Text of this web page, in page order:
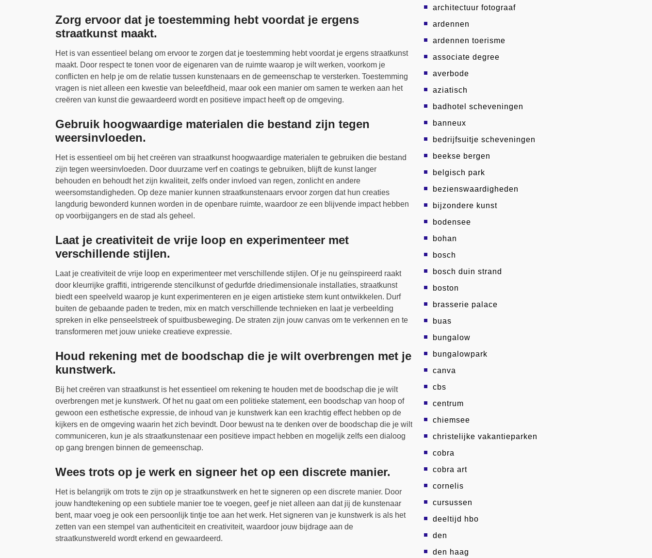
Zorg ervoor dat je toestemming hebt voordat je ergens
straatkunst maakt.
Het is van essentieel belang om ervoor te zorgen dat je toestemming hebt voordat je ergens straatkunst
maakt. Door respect te tonen voor de eigenaren van de ruimte waarop je wilt werken, voorkom je
conflicten en help je om de relatie tussen kunstenaars en de gemeenschap te versterken. Toestemming
vragen is niet alleen een kwestie van beleefdheid, maar ook een manier om samen te werken aan het
creëren van kunst die gewaardeerd wordt en positieve impact heeft op de omgeving.
Gebruik hoogwaardige materialen die bestand zijn tegen
weersinvloeden.
Het is essentieel om bij het creëren van straatkunst hoogwaardige materialen te gebruiken die bestand
zijn tegen weersinvloeden. Door duurzame verf en coatings te gebruiken, blijft de kunst langer
behouden en behoudt het zijn kwaliteit, zelfs onder invloed van regen, zonlicht en andere
weersomstandigheden. Op deze manier kunnen straatkunstenaars ervoor zorgen dat hun creaties
langdurig bewonderd kunnen worden in de openbare ruimte, waardoor ze een blijvende impact hebben
op voorbijgangers en de stad als geheel.
Laat je creativiteit de vrije loop en experimenteer met
verschillende stijlen.
Laat je creativiteit de vrije loop en experimenteer met verschillende stijlen. Of je nu geïnspireerd raakt
door kleurrijke graffiti, intrigerende stencilkunst of gedurfde driedimensionale installaties, straatkunst
biedt een speelveld waarop je kunt experimenteren en je eigen artistieke stem kunt ontwikkelen. Durf
buiten de gebaande paden te treden, mix en match verschillende technieken en laat je verbeelding
spreken in elke penseelstreek of spuitbusbeweging. De straten zijn jouw canvas om te verkennen en te
transformeren met jouw unieke creatieve expressie.
Houd rekening met de boodschap die je wilt overbrengen met je
kunstwerk.
Bij het creëren van straatkunst is het essentieel om rekening te houden met de boodschap die je wilt
overbrengen met je kunstwerk. Of het nu gaat om een politieke statement, een boodschap van hoop of
gewoon een esthetische expressie, de inhoud van je kunstwerk kan een krachtig effect hebben op de
kijkers en de omgeving waarin het zich bevindt. Door bewust na te denken over de boodschap die je wilt
communiceren, kun je als straatkunstenaar een positieve impact hebben en mogelijk zelfs een dialoog
op gang brengen binnen de gemeenschap.
Wees trots op je werk en signeer het op een discrete manier.
Het is belangrijk om trots te zijn op je straatkunstwerk en het te signeren op een discrete manier. Door
jouw handtekening op een subtiele manier toe te voegen, geef je niet alleen aan dat jij de kunstenaar
bent, maar voeg je ook een persoonlijk tintje toe aan het werk. Het signeren van je kunstwerk is als het
zetten van een stempel van authenticiteit en creativiteit, waardoor jouw bijdrage aan de
straatkunstwereld wordt erkend en gewaardeerd.
architectuur fotograaf
ardennen
ardennen toerisme
associate degree
averbode
aziatisch
badhotel scheveningen
banneux
bedrijfsuitje scheveningen
beekse bergen
belgisch park
bezienswaardigheden
bijzondere kunst
bodensee
bohan
bosch
bosch duin strand
boston
brasserie palace
buas
bungalow
bungalowpark
canva
cbs
centrum
chiemsee
christelijke vakantieparken
cobra
cobra art
cornelis
cursussen
deeltijd hbo
den
den haag